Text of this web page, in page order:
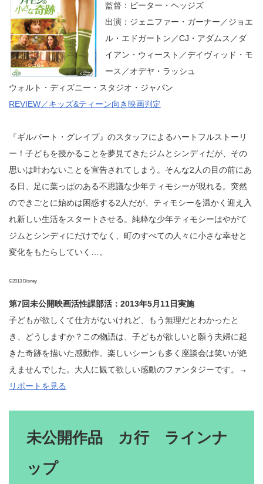
監督：ピーター・ヘッジズ
出演：ジェニファー・ガーナー／ジョエ
ル・エドガートン／CJ・アダムス／ダ
イアン・ウィースト／デイヴィッド・モ
ース／オデヤ・ラッシュ
ウォルト・ディズニー・スタジオ・ジャパン
REVIEW／キッズ&ティーン向き映画判定
『ギルバート・グレイプ』のスタッフによるハートフルストーリ
ー！子どもを授かることを夢見てきたジムとシンディだが、その
思いは叶わないことを宣告されてしまう。そんな2人の目の前にあ
る日、足に葉っぱのある不思議な少年ティモシーが現れる。突然
のできごとに始めは困惑する2人だが、ティモシーを温かく迎え入
れ新しい生活をスタートさせる。純粋な少年ティモシーはやがて
ジムとシンディにだけでなく、町のすべての人々に小さな幸せと
変化をもたらしていく…。
©2013 Disney
第7回未公開映画活性課部活：2013年5月11日実施
子どもが欲しくて仕方がないけれど、もう無理だとわかったと
き、どうしますか？この物語は、子どもが欲しいと願う夫婦に起
きた奇跡を描いた感動作。楽しいシーンも多く座談会は笑いが絶
えませんでした。大人に観て欲しい感動のファンタジーです。→
リポートを見る
未公開作品 カ行 ラインナ
ップ